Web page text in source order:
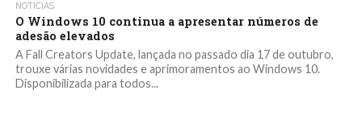
NOTICIAS
O Windows 10 continua a apresentar números de
adesão elevados
A Fall Creators Update, lançada no passado dia 17 de outubro,
trouxe várias novidades e aprimoramentos ao Windows 10.
Disponibilizada para todos...